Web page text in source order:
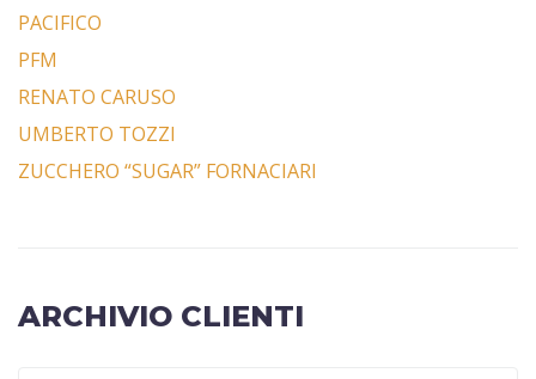
PACIFICO
PFM
RENATO CARUSO
UMBERTO TOZZI
ZUCCHERO “SUGAR” FORNACIARI
ARCHIVIO CLIENTI